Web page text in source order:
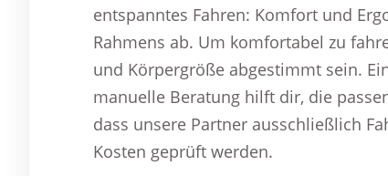
entspanntes Fahren: Komfort und
Rahmens ab. Um komfortabel zu
und Körpergröße abgestimmt sein.
manuelle Beratung hilft dir, die
dass unsere Partner ausschließlich
Kosten geprüft werden.